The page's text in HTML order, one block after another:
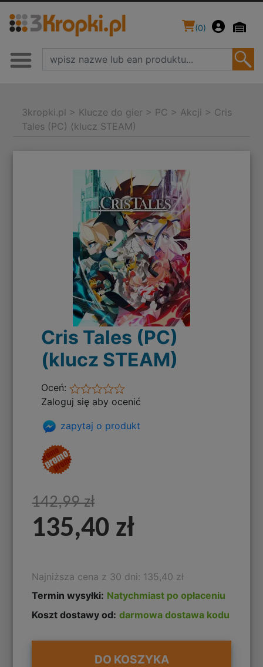
(0)
3kropki.pl > Klucze do gier > PC > Akcji > Cris
Tales (PC) (klucz STEAM)
Cris Tales (PC)
(klucz STEAM)
Oceń:
Zaloguj się aby ocenić
zapytaj o produkt
142,99 zł
135,40 zł
Najniższa cena z 30 dni: 135,40 zł
Termin wysyłki: Natychmiast po opłaceniu
Koszt dostawy od: darmowa dostawa kodu
DO KOSZYKA